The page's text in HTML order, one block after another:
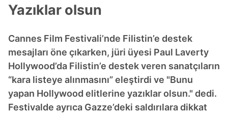
Yazıklar olsun
Cannes Film Festivali’nde Filistin’e destek
mesajları öne çıkarken, jüri üyesi Paul Laverty
Hollywood’da Filistin’e destek veren sanatçıların
“kara listeye alınmasını” eleştirdi ve "Bunu
yapan Hollywood elitlerine yazıklar olsun." dedi.
Festivalde ayrıca Gazze’deki saldırılara dikkat